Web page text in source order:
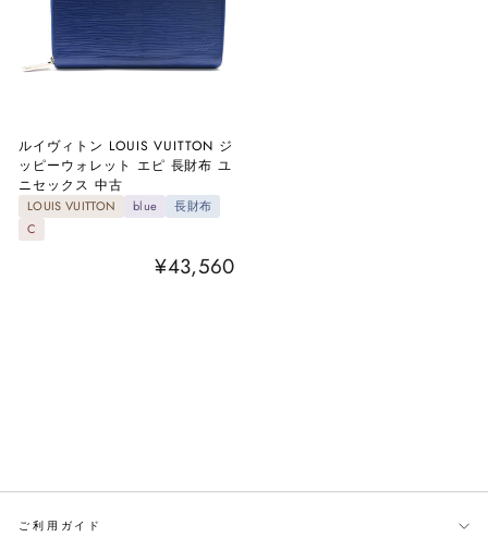
ルイヴィトン LOUIS VUITTON ジ
ッピーウォレット エピ 長財布 ユ
ニセックス 中古
LOUIS VUITTON blue
長財布
C
¥43,560
ご利用ガイド